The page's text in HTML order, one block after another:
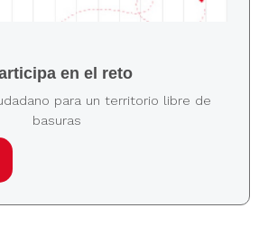
en el reto
para un territorio libre de
basuras